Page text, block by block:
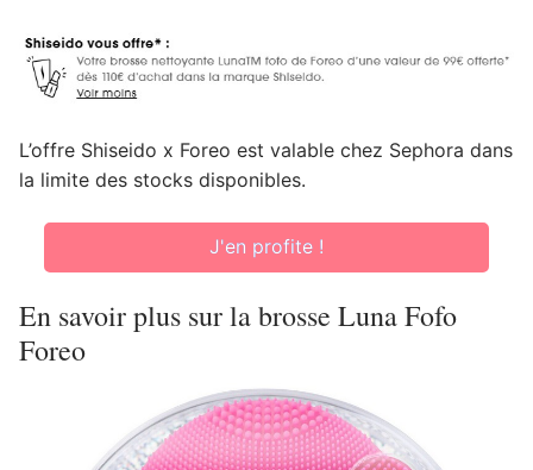
L’offre Shiseido x Foreo est valable chez Sephora dans
la limite des stocks disponibles.
J'en profite !
En savoir plus sur la brosse Luna Fofo
Foreo